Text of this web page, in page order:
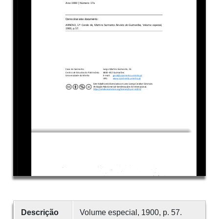
Descrição Volume especial, 1900, p. 57.